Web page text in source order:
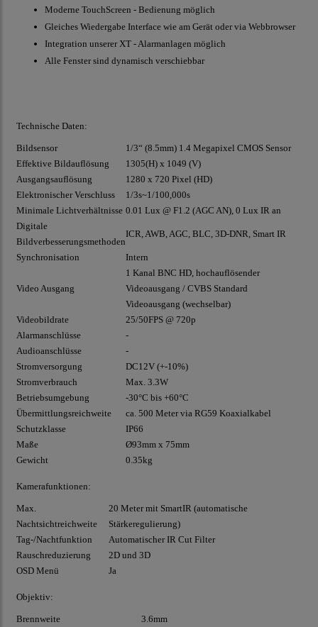
Moderne TouchScreen - Bedienung möglich
Gleiches Wiedergabe Interface wie am Gerät oder via Webbrowser
Integration unserer XT - Alarmanlagen möglich
Alle Fenster sind dynamisch verschiebbar
Technische Daten:
Bildsensor 1/3“ (8.5mm) 1.4 Megapixel CMOS Sensor
Effektive Bildauflösung
1305(H) x 1049 (V)
Ausgangsauflösung
1280 x 720 Pixel (HD)
Elektronischer Verschluss
1/3s~1/100,000s
Minimale Lichtverhältnisse 0.01 Lux @ F1.2 (AGC AN), 0 Lux IR an
Digitale
Bildverbesserungsmethoden
ICR,AWB,AGC, BLC, 3D-DNR, Smart IR
Synchronisation Intern
Video Ausgang
1 Kanal BNC HD, hochauflösender
Videoausgang / CVBS Standard
Videoausgang (wechselbar)
Videobildrate
25/50FPS @ 720p
Alarmanschlüsse
-
Audioanschlüsse
-
Stromversorgung
DC12V (+-10%)
Stromverbrauch
Max. 3.3W
Betriebsumgebung
-30°C bis +60°C
Übermittlungsreichweite
ca. 500 Meter via RG59 Koaxialkabel
Schutzklasse
IP66
Maße
Ø93mm x 75mm
Gewicht
0.35kg
Kamerafunktionen:
Max.
Nachtsichtreichweite
20 Meter mit SmartIR (automatische
Stärkeregulierung)
Tag-/Nachtfunktion
Automatischer IR Cut Filter
Rauschreduzierung
2D und 3D
OSD Menü Ja
Objektiv:
Brennweite
3.6mm